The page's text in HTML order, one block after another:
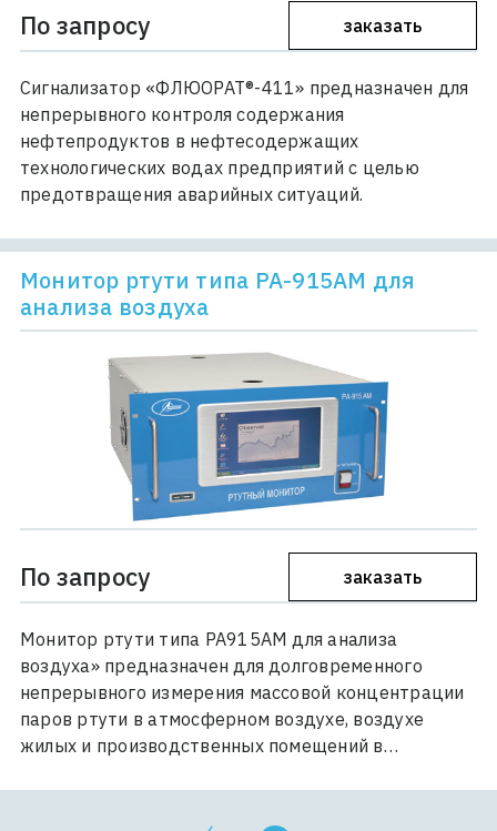
По запросу заказать
Сигнализатор «ФЛЮОРАТ®-411» предназначен для
непрерывного контроля содержания
нефтепродуктов в нефтесодержащих
технологических водах предприятий с целью
предотвращения аварийных ситуаций.
Монитор ртути типа РА-915АМ для
анализа воздуха
По запросу заказать
Монитор ртути типа РА915АМ для анализа
воздуха» предназначен для долговременного
непрерывного измерения массовой концентрации
паров ртути в атмосферном воздухе, воздухе
жилых и производственных помещений в…